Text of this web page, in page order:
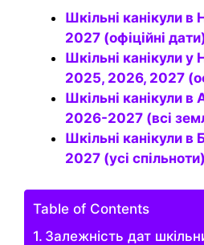
Шкільні канікули в Нідерландах 2026-
2027 (офіційні
Шкільні канікули у Новій Зеландії
2025, 2026, 2027
Шкільні канікули в Австрії 2025-
2026-2027 (всі
Шкільні канікули в Бельгії 2025-2026-
2027 (усі спільноти)
Table of Contents
Залежність дат